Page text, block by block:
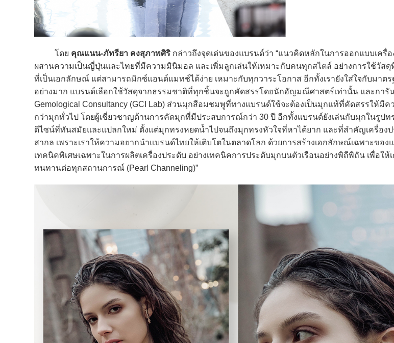
โดย คุณแนน-ภัทรียา คงสุภาพศิริ กล่าวถึงจุดเด่นของแบรนด์ว่า “แนวคิดหลักในการออกแบบเครื่
ผสานความเป็นญี่ปุ่นและไทยที่มีความมินิมอล และเพิ่มลูกเล่นให้เหมาะกับคนทุกสไตล์ อย่างการใช้วัส
ที่เป็นเอกลักษณ์ แต่สามารถมิกซ์แอนด์แมทช์ได้ง่าย เหมาะกับทุกวาระโอกาส อีกทั้งเรายังใส่ใจกับมาตร
อย่างมาก แบรนด์เลือกใช้วัสดุจากธรรมชาติที่ทุกชิ้นจะถูกคัดสรรโดยนักอัญมณีศาสตร์เท่านั้น และการั
Gemological Consultancy (GCI Lab) ส่วนมุกสีอมชมพูที่ทางแบรนด์ใช้จะต้องเป็นมุกแท้ที่คัดสรรให้มีคว
กว่ามุกทั่วไป โดยผู้เชี่ยวชาญด้านการคัดมุกที่มีประสบการณ์กว่า 30 ปี อีกทั้งแบรนด์ยังเล่นกับมุกในรูปท
ดีไซน์ที่ทันสมัยและแปลกใหม่ ตั้งแต่มุกทรงหยดน้ำไปจนถึงมุกทรงหัวใจที่หาได้ยาก และที่สำคัญเครื่อง
สากล เพราะเราให้ความอยากนำแบรนด์ไทยให้เติบโตในตลาดโลก ด้วยการสร้างเอกลักษณ์เฉพาะของ
เทคนิคพิเศษเฉพาะในการผลิตเครื่องประดับ อย่างเทคนิคการประดับมุกบนตัวเรือนอย่างพิถีพิถัน เพื่อให้
ทนทานต่อทุกสถานการณ์ (Pearl Channeling)”